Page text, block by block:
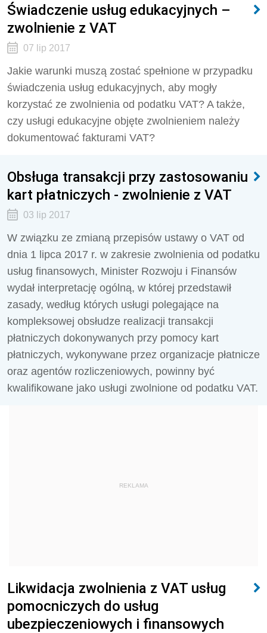
Świadczenie usług edukacyjnych –
zwolnienie z VAT
07 lip 2017
Jakie warunki muszą zostać spełnione w przypadku
świadczenia usług edukacyjnych, aby mogły
korzystać ze zwolnienia od podatku VAT? A także,
czy usługi edukacyjne objęte zwolnieniem należy
dokumentować fakturami VAT?
Obsługa transakcji przy zastosowaniu
kart płatniczych - zwolnienie z VAT
03 lip 2017
W związku ze zmianą przepisów ustawy o VAT od
dnia 1 lipca 2017 r. w zakresie zwolnienia od podatku
usług finansowych, Minister Rozwoju i Finansów
wydał interpretację ogólną, w której przedstawił
zasady, według których usługi polegające na
kompleksowej obsłudze realizacji transakcji
płatniczych dokonywanych przy pomocy kart
płatniczych, wykonywane przez organizacje płatnicze
oraz agentów rozliczeniowych, powinny być
kwalifikowane jako usługi zwolnione od podatku VAT.
REKLAMA
Likwidacja zwolnienia z VAT usług
pomocniczych do usług
ubezpieczeniowych i finansowych